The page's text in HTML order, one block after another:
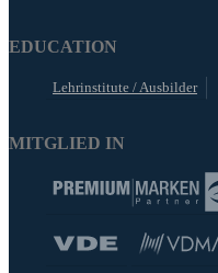
EDUCATION
Lehrinstitute / Ausbilder
MITGLIED IN